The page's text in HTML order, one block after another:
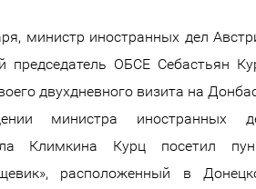
министр иностранных дел
председатель ОБСЕ Себастьян
двухдневного визита на
министра иностранных
Климкина Курц посетил
расположенный в